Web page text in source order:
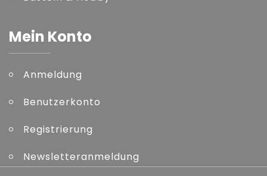
Mein Konto
Anmeldung
Benutzerkonto
Registrierung
Newsletteranmeldung